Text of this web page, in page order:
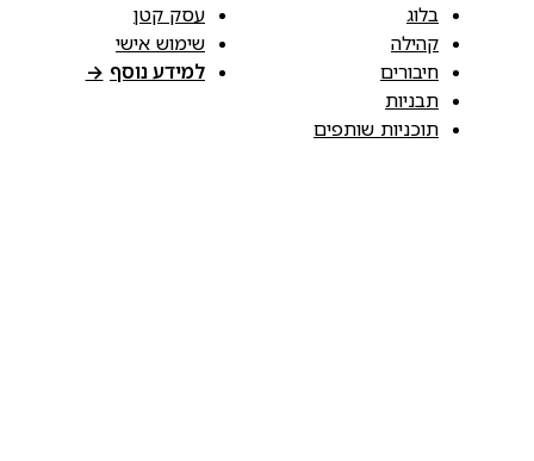
בלוג
קהילה
חיבורים
תבניות
תוכניות שותפים
עסק קטן
שימוש אישי
למידע נוסף →